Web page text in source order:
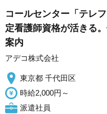
コールセンター「テレ
定看護師資格が活きる
案内
アデコ株式会社
東京都 千代田区
時給2,000円～
派遣社員